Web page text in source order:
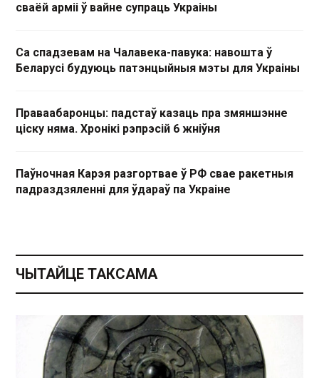
сваёй арміі ў вайне супраць Украіны
Са спадзевам на Чалавека-павука: навошта ў
Беларусі будуюць патэнцыйныя мэты для Украіны
Праваабаронцы: падстаў казаць пра змяншэнне
ціску няма. Хронікі рэпрэсій 6 жніўня
Паўночная Карэя разгортвае ў РФ свае ракетныя
падраздзяленні для ўдараў па Украіне
ЧЫТАЙЦЕ ТАКСАМА